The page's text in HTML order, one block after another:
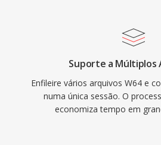
pela indústria, incluindo a
dispositivos, navegadores é
mídia modernos reproduzam
nativamente, sem plugins
Suporte a Múltiplos
Enfileire vários arquivos W64 e
numa única sessão. O
economiza tempo em